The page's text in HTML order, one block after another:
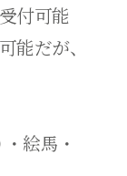
付可能
能だが、
絵馬・